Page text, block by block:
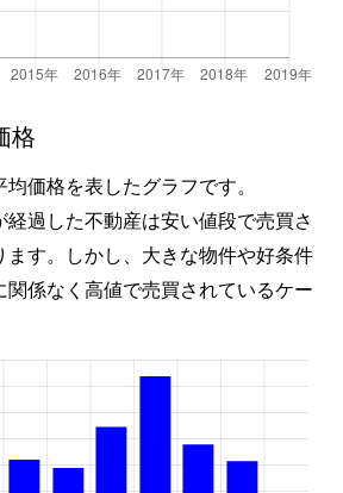
格
価格を表したグラフです。
過した不動産は安い値段で売買さ
す。しかし、大きな物件や好条件
係なく高値で売買されているケー